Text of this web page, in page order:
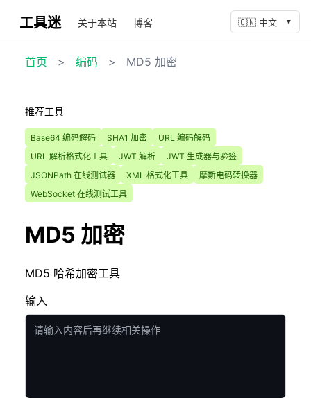
工具迷 关于本站 博客 🇨🇳 中文 ▼
首页 > 编码 > MD5 加密
推荐工具
Base64 编码解码 SHA1 加密
URL 编码解码
URL 解析格式化工具
JWT 解析
JWT 生成器与验签
JSONPath 在线测试器
XML 格式化工具
摩斯电码转换器
WebSocket 在线测试工具
MD5 加密
MD5 哈希加密工具
输入